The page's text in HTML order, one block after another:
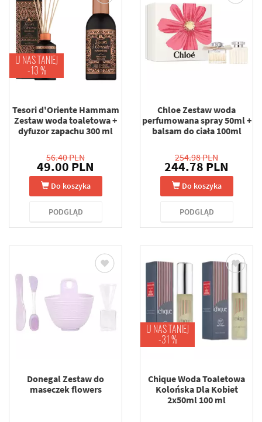
U NAS TANIEJ
-13 %
Tesori d'Oriente Hammam
Zestaw woda toaletowa +
dyfuzor zapachu 300 ml
56.40 PLN
49.00 PLN
Do koszyka
PODGLĄD
Chloe Zestaw woda
perfumowana spray 50ml +
balsam do ciała 100ml
254.98 PLN
244.78 PLN
Do koszyka
PODGLĄD
Donegal Zestaw do
maseczek flowers
U NAS TANIEJ
-31 %
Chique Woda Toaletowa
Kolońska Dla Kobiet
2x50ml 100 ml